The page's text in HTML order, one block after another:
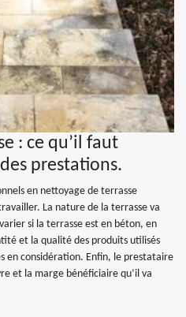
: ce qu’il faut
prestations.
en nettoyage de terrasse
La nature de la terrasse va
si la terrasse est en béton, en
et la qualité des produits utilisés
en considération. Enfin, le prestataire
et la marge bénéficiaire qu’il va